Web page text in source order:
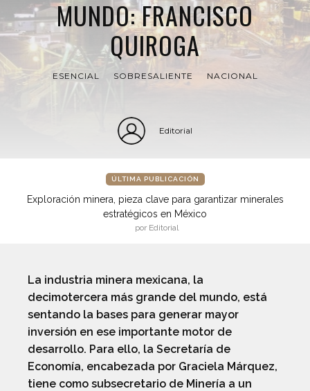
MUNDO: FRANCISCO
QUIROGA
ESENCIAL SOBRESALIENTE NACIONAL
Editorial
ÚLTIMA PUBLICACIÓN
Exploración minera, pieza clave para garantizar minerales
estratégicos en México
por Editorial
La industria minera mexicana, la
decimotercera más grande del mundo, está
sentando la bases para generar mayor
inversión en ese importante motor de
desarrollo. Para ello, la Secretaría de
Economía, encabezada por Graciela Márquez,
tiene como subsecretario de Minería a un